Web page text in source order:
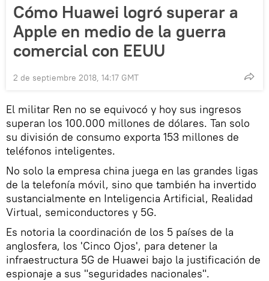
Cómo Huawei logró superar a
Apple en medio de la guerra
comercial con EEUU
2 de septiembre 2018, 14:17 GMT
El militar Ren no se equivocó y hoy sus ingresos
superan los 100.000 millones de dólares. Tan solo
su división de consumo exporta 153 millones de
teléfonos inteligentes.
No solo la empresa china juega en las grandes ligas
de la telefonía móvil, sino que también ha invertido
sustancialmente en Inteligencia Artificial, Realidad
Virtual, semiconductores y 5G.
Es notoria la coordinación de los 5 países de la
anglosfera, los 'Cinco Ojos', para detener la
infraestructura 5G de Huawei bajo la justificación de
espionaje a sus "seguridades nacionales".